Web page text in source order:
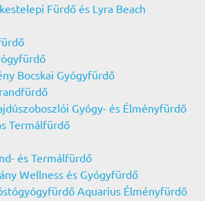
Fürdő és Lyra Beach
Bocskai Gyógyfürdő
Gyógy- és Élményfürdő
Termálfürdő
és Termálfürdő
Wellness és Gyógyfürdő
Aquarius Élményfürdő